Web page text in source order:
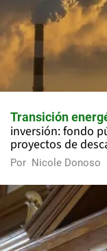
Transición
inversión: fondo
proyectos de
Por Nicole Donoso